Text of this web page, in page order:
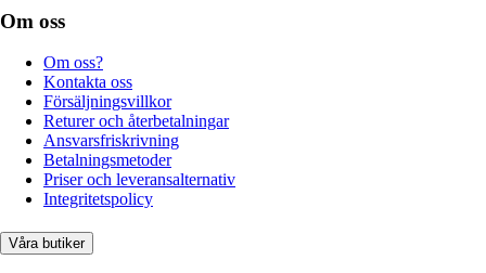
Om oss
Om oss?
Kontakta oss
Försäljningsvillkor
Returer och återbetalningar
Ansvarsfriskrivning
Betalningsmetoder
Priser och leveransalternativ
Integritetspolicy
Våra butiker